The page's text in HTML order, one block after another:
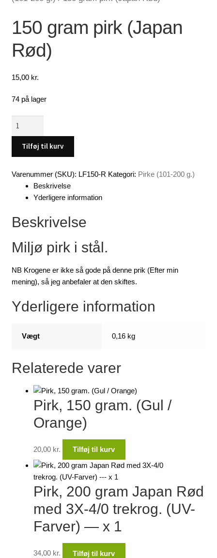
Min Konto
150 gram pirk (Japan
Rød)
15,00 kr.
74 på lager
pirk
(Japan
antal
Tilføj til kurv
Varenummer (SKU): LF150-R Kategori: Pirke (101-200 g.)
Beskrivelse
Yderligere information
Beskrivelse
Miljø pirk i stål.
NB Krogene er ikke så gode på denne prik (Efter min
mening), så jeg anbefaler at den skiftes.
Yderligere information
Vægt 0,16 kg
Relaterede varer
Pirk, 150 gram. (Gul /
Orange)
20,00 kr. Tilføj til kurv
Pirk, 200 gram Japan Rød
med 3X-4/0 trekrog. (UV-
Farver) — x 1
34,00 kr. Tilføj til kurv